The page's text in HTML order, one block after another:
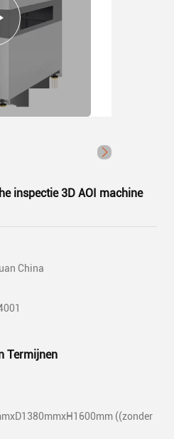
inspectie 3D AOI machine
China
Termijnen
((zonder